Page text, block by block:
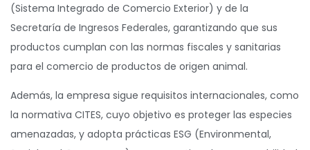
(Sistema Integrado de Comercio Exterior) y de la
Secretaría de Ingresos Federales, garantizando que sus
productos cumplan con las normas fiscales y sanitarias
para el comercio de productos de origen animal.
Además, la empresa sigue requisitos internacionales, como
la normativa CITES, cuyo objetivo es proteger las especies
amenazadas, y adopta prácticas ESG (Environmental,